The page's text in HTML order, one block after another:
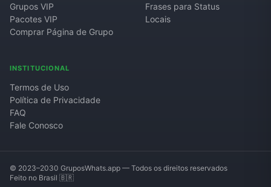
Grupos VIP
Pacotes VIP
Comprar Página de Grupo
Frases para Status
Locais
INSTITUCIONAL
Termos de Uso
Política de Privacidade
FAQ
Fale Conosco
© 2023–2030 GruposWhats.app — Todos os direitos reservados
Feito no Brasil 🇧🇷